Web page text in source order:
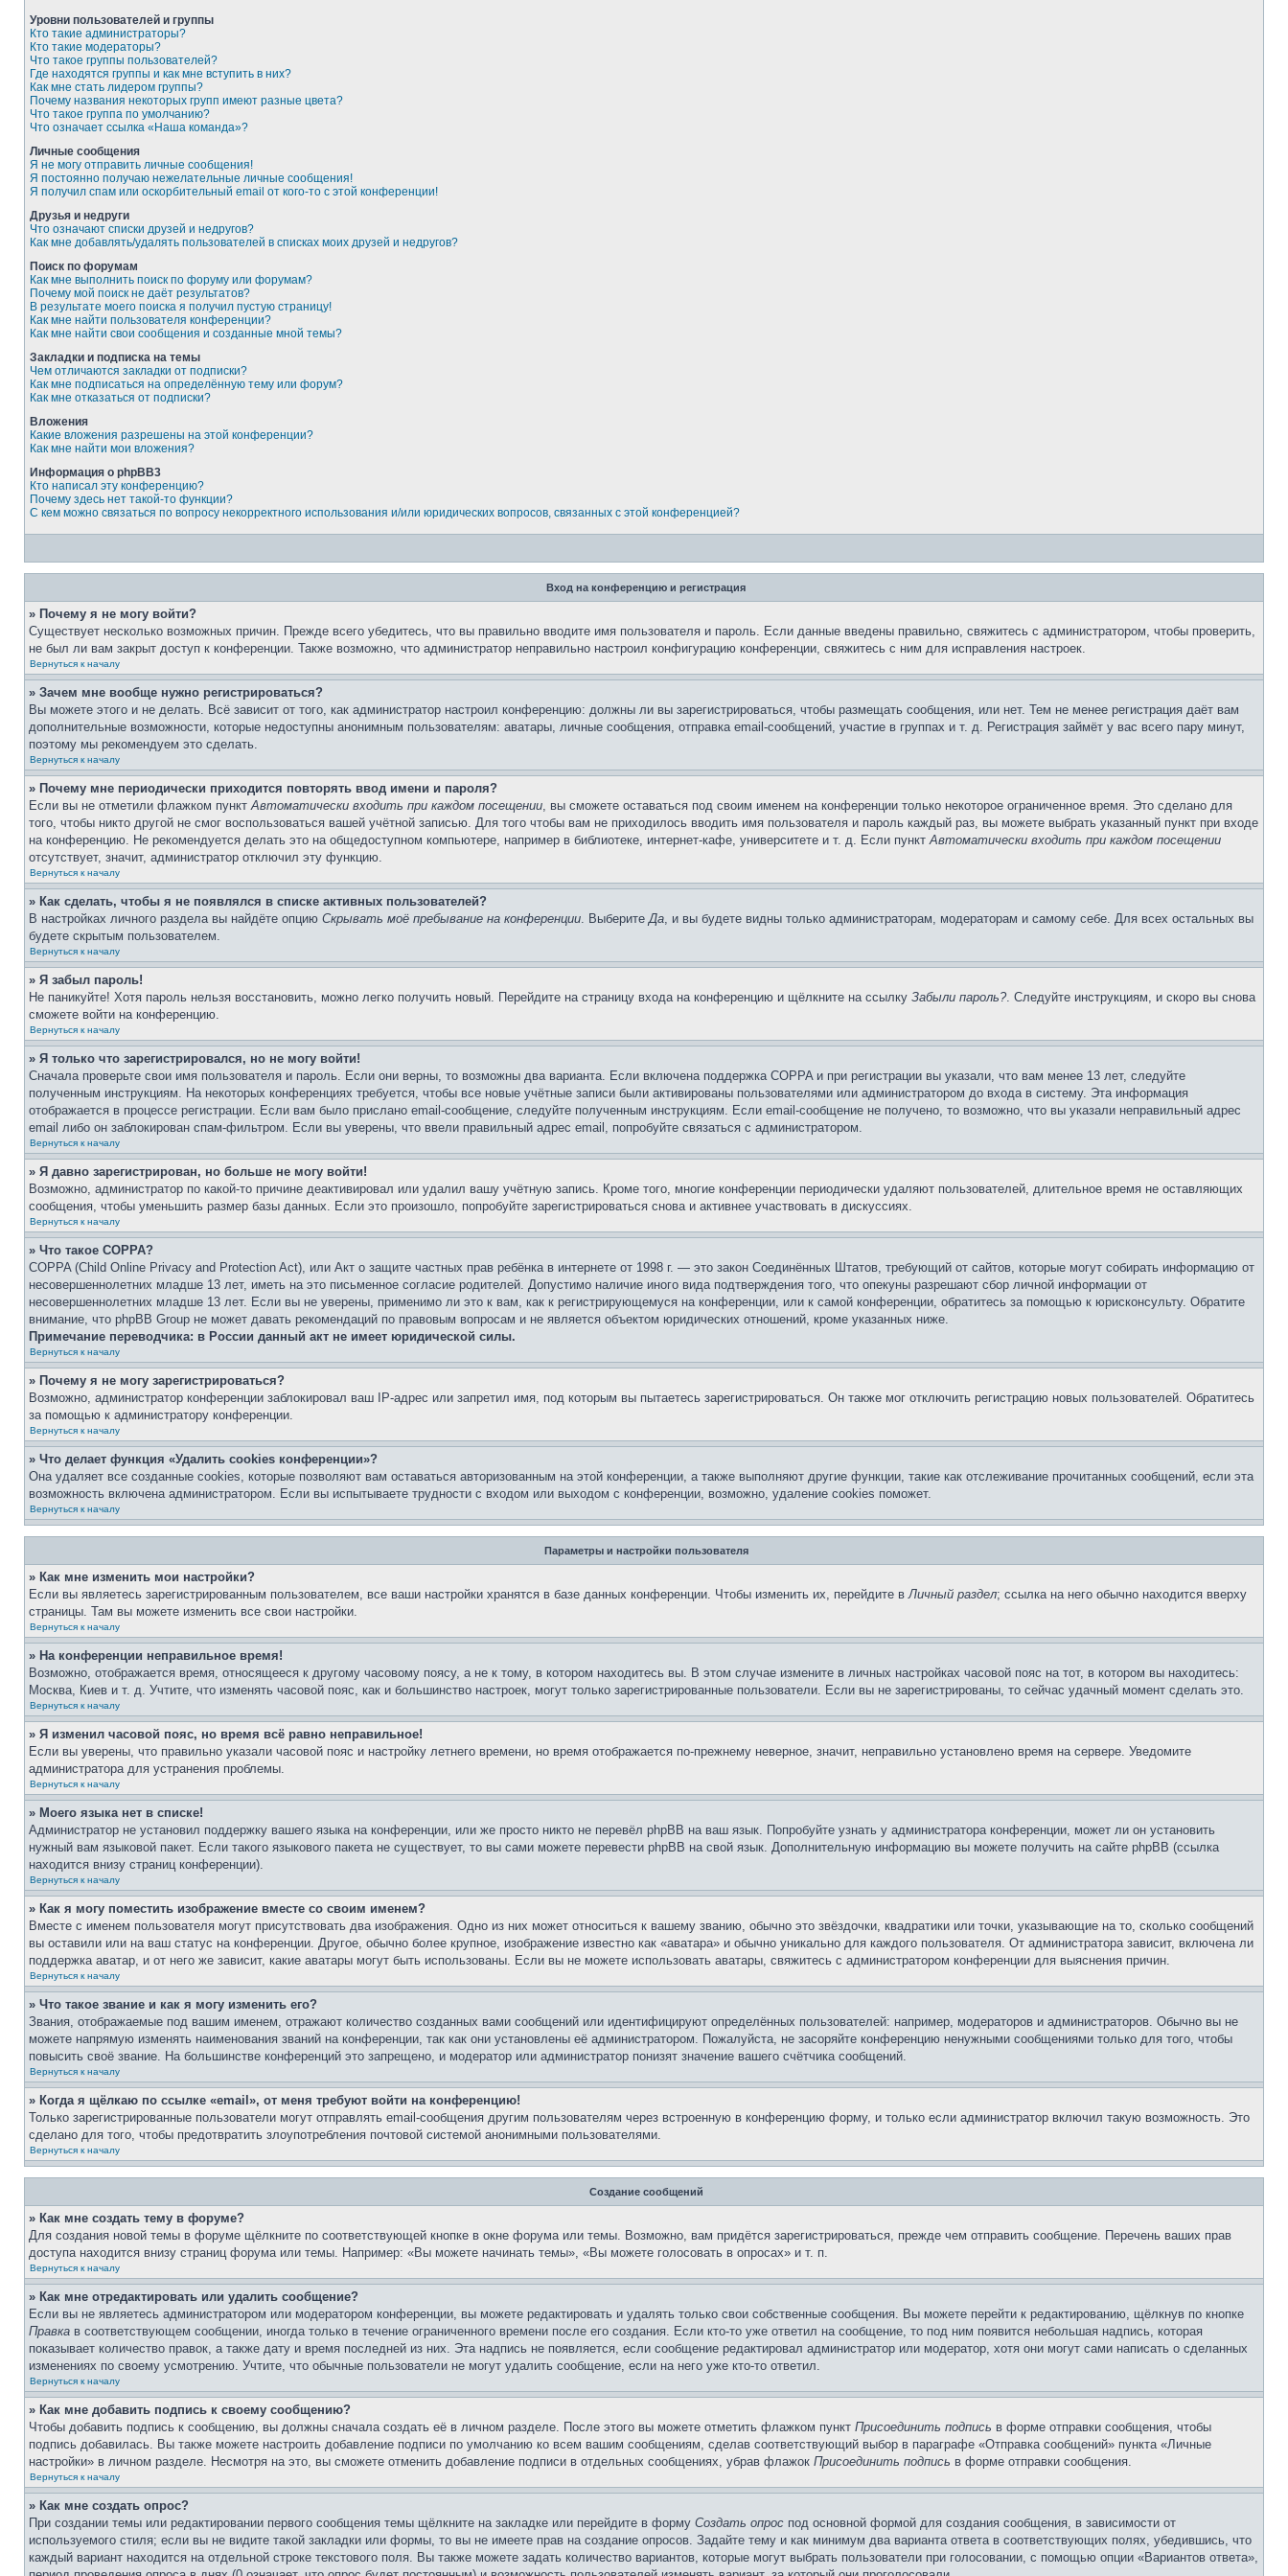
Уровни пользователей и группы
Кто такие администраторы?
Кто такие модераторы?
Что такое группы пользователей?
Где находятся группы и как мне вступить в них?
Как мне стать лидером группы?
Почему названия некоторых групп имеют разные цвета?
Что такое группа по умолчанию?
Что означает ссылка «Наша команда»?
Личные сообщения
Я не могу отправить личные сообщения!
Я постоянно получаю нежелательные личные сообщения!
Я получил спам или оскорбительный email от кого-то с этой конференции!
Друзья и недруги
Что означают списки друзей и недругов?
Как мне добавлять/удалять пользователей в списках моих друзей и недругов?
Поиск по форумам
Как мне выполнить поиск по форуму или форумам?
Почему мой поиск не даёт результатов?
В результате моего поиска я получил пустую страницу!
Как мне найти пользователя конференции?
Как мне найти свои сообщения и созданные мной темы?
Закладки и подписка на темы
Чем отличаются закладки от подписки?
Как мне подписаться на определённую тему или форум?
Как мне отказаться от подписки?
Вложения
Какие вложения разрешены на этой конференции?
Как мне найти мои вложения?
Информация о phpBB3
Кто написал эту конференцию?
Почему здесь нет такой-то функции?
С кем можно связаться по вопросу некорректного использования и/или юридических вопросов, связанных с этой конференцией?
Вход на конференцию и регистрация
» Почему я не могу войти?
Существует несколько возможных причин. Прежде всего убедитесь, что вы правильно вводите имя пользователя и пароль. Если данные введены правильно, свяжитесь с администратором, чтобы проверить,
не был ли вам закрыт доступ к конференции. Также возможно, что администратор неправильно настроил конфигурацию конференции, свяжитесь с ним для исправления настроек.
Вернуться к началу
» Зачем мне вообще нужно регистрироваться?
Вы можете этого и не делать. Всё зависит от того, как администратор настроил конференцию: должны ли вы зарегистрироваться, чтобы размещать сообщения, или нет. Тем не менее регистрация даёт вам
дополнительные возможности, которые недоступны анонимным пользователям: аватары, личные сообщения, отправка email-сообщений, участие в группах и т. д. Регистрация займёт у вас всего пару минут,
поэтому мы рекомендуем это сделать.
Вернуться к началу
» Почему мне периодически приходится повторять ввод имени и пароля?
Если вы не отметили флажком пунктАвтоматически входить при каждом посещении, вы сможете оставаться под своим именем на конференции только некоторое ограниченное время. Это сделано для
того, чтобы никто другой не смог воспользоваться вашей учётной записью. Для того чтобы вам не приходилось вводить имя пользователя и пароль каждый раз, вы можете выбрать указанный пункт при входе
на конференцию. Не рекомендуется делать это на общедоступном компьютере, например в библиотеке, интернет-кафе, университете и т. д. Если пунктАвтоматически входить при каждом посещении
отсутствует, значит, администратор отключил эту функцию.
Вернуться к началу
» Как сделать, чтобы я не появлялся в списке активных пользователей?
В настройках личного раздела вы найдёте опцию Скрывать моё пребывание на конференции. ВыберитеДа, и вы будете видны только администраторам, модераторам и самому себе. Для всех остальных вы
будете скрытым пользователем.
Вернуться к началу
» Я забыл пароль!
Не паникуйте! Хотя пароль нельзя восстановить, можно легко получить новый. Перейдите на страницу входа на конференцию и щёлкните на ссылку Забыли пароль?. Следуйте инструкциям, и скоро вы снова
сможете войти на конференцию.
Вернуться к началу
» Я только что зарегистрировался, но не могу войти!
Сначала проверьте свои имя пользователя и пароль. Если они верны, то возможны два варианта. Если включена поддержка COPPA и при регистрации вы указали, что вам менее 13 лет, следуйте
полученным инструкциям. На некоторых конференциях требуется, чтобы все новые учётные записи были активированы пользователями или администратором до входа в систему. Эта информация
отображается в процессе регистрации. Если вам было прислано email-сообщение, следуйте полученным инструкциям. Если email-сообщение не получено, то возможно, что вы указали неправильный адрес
email либо он заблокирован спам-фильтром. Если вы уверены, что ввели правильный адрес email, попробуйте связаться с администратором.
Вернуться к началу
» Я давно зарегистрирован, но больше не могу войти!
Возможно, администратор по какой-то причине деактивировал или удалил вашу учётную запись. Кроме того, многие конференции периодически удаляют пользователей, длительное время не оставляющих
сообщения, чтобы уменьшить размер базы данных. Если это произошло, попробуйте зарегистрироваться снова и активнее участвовать в дискуссиях.
Вернуться к началу
» Что такое COPPA?
COPPA (Child Online Privacy and Protection Act), или Акт о защите частных прав ребёнка в интернете от 1998 г. — это закон Соединённых Штатов, требующий от сайтов, которые могут собирать информацию от
несовершеннолетних младше 13 лет, иметь на это письменное согласие родителей. Допустимо наличие иного вида подтверждения того, что опекуны разрешают сбор личной информации от
несовершеннолетних младше 13 лет. Если вы не уверены, применимо ли это к вам, как к регистрирующемуся на конференции, или к самой конференции, обратитесь за помощью к юрисконсульту. Обратите
внимание, что phpBB Group не может давать рекомендаций по правовым вопросам и не является объектом юридических отношений, кроме указанных ниже.
Примечание переводчика: в России данный акт не имеет юридической силы.
Вернуться к началу
» Почему я не могу зарегистрироваться?
Возможно, администратор конференции заблокировал ваш IP-адрес или запретил имя, под которым вы пытаетесь зарегистрироваться. Он также мог отключить регистрацию новых пользователей. Обратитесь
за помощью к администратору конференции.
Вернуться к началу
» Что делает функция «Удалить cookies конференции»?
Она удаляет все созданные cookies, которые позволяют вам оставаться авторизованным на этой конференции, а также выполняют другие функции, такие как отслеживание прочитанных сообщений, если эта
возможность включена администратором. Если вы испытываете трудности с входом или выходом с конференции, возможно, удаление cookies поможет.
Вернуться к началу
Параметры и настройки пользователя
» Как мне изменить мои настройки?
Если вы являетесь зарегистрированным пользователем, все ваши настройки хранятся в базе данных конференции. Чтобы изменить их, перейдите вЛичный раздел; ссылка на него обычно находится вверху
страницы. Там вы можете изменить все свои настройки.
Вернуться к началу
» На конференции неправильное время!
Возможно, отображается время, относящееся к другому часовому поясу, а не к тому, в котором находитесь вы. В этом случае измените в личных настройках часовой пояс на тот, в котором вы находитесь:
Москва, Киев и т. д. Учтите, что изменять часовой пояс, как и большинство настроек, могут только зарегистрированные пользователи. Если вы не зарегистрированы, то сейчас удачный момент сделать это.
Вернуться к началу
» Я изменил часовой пояс, но время всё равно неправильное!
Если вы уверены, что правильно указали часовой пояс и настройку летнего времени, но время отображается по-прежнему неверное, значит, неправильно установлено время на сервере. Уведомите
администратора для устранения проблемы.
Вернуться к началу
» Моего языка нет в списке!
Администратор не установил поддержку вашего языка на конференции, или же просто никто не перевёл phpBB на ваш язык. Попробуйте узнать у администратора конференции, может ли он установить
нужный вам языковой пакет. Если такого языкового пакета не существует, то вы сами можете перевести phpBB на свой язык. Дополнительную информацию вы можете получить на сайте phpBB (ссылка
находится внизу страниц конференции).
Вернуться к началу
» Как я могу поместить изображение вместе со своим именем?
Вместе с именем пользователя могут присутствовать два изображения. Одно из них может относиться к вашему званию, обычно это звёздочки, квадратики или точки, указывающие на то, сколько сообщений
вы оставили или на ваш статус на конференции. Другое, обычно более крупное, изображение известно как «аватара» и обычно уникально для каждого пользователя. От администратора зависит, включена ли
поддержка аватар, и от него же зависит, какие аватары могут быть использованы. Если вы не можете использовать аватары, свяжитесь с администратором конференции для выяснения причин.
Вернуться к началу
» Что такое звание и как я могу изменить его?
Звания, отображаемые под вашим именем, отражают количество созданных вами сообщений или идентифицируют определённых пользователей: например, модераторов и администраторов. Обычно вы не
можете напрямую изменять наименования званий на конференции, так как они установлены её администратором. Пожалуйста, не засоряйте конференцию ненужными сообщениями только для того, чтобы
повысить своё звание. На большинстве конференций это запрещено, и модератор или администратор понизят значение вашего счётчика сообщений.
Вернуться к началу
» Когда я щёлкаю по ссылке «email», от меня требуют войти на конференцию!
Только зарегистрированные пользователи могут отправлять email-сообщения другим пользователям через встроенную в конференцию форму, и только если администратор включил такую возможность. Это
сделано для того, чтобы предотвратить злоупотребления почтовой системой анонимными пользователями.
Вернуться к началу
Создание сообщений
» Как мне создать тему в форуме?
Для создания новой темы в форуме щёлкните по соответствующей кнопке в окне форума или темы. Возможно, вам придётся зарегистрироваться, прежде чем отправить сообщение. Перечень ваших прав
доступа находится внизу страниц форума или темы. Например: «Вы можете начинать темы», «Вы можете голосовать в опросах» и т. п.
Вернуться к началу
» Как мне отредактировать или удалить сообщение?
Если вы не являетесь администратором или модератором конференции, вы можете редактировать и удалять только свои собственные сообщения. Вы можете перейти к редактированию, щёлкнув по кнопке
Правка в соответствующем сообщении, иногда только в течение ограниченного времени после его создания. Если кто-то уже ответил на сообщение, то под ним появится небольшая надпись, которая
показывает количество правок, а также дату и время последней из них. Эта надпись не появляется, если сообщение редактировал администратор или модератор, хотя они могут сами написать о сделанных
изменениях по своему усмотрению. Учтите, что обычные пользователи не могут удалить сообщение, если на него уже кто-то ответил.
Вернуться к началу
» Как мне добавить подпись к своему сообщению?
Чтобы добавить подпись к сообщению, вы должны сначала создать её в личном разделе. После этого вы можете отметить флажком пункт Присоединить подпись в форме отправки сообщения, чтобы
подпись добавилась. Вы также можете настроить добавление подписи по умолчанию ко всем вашим сообщениям, сделав соответствующий выбор в параграфе «Отправка сообщений» пункта «Личные
настройки» в личном разделе. Несмотря на это, вы сможете отменить добавление подписи в отдельных сообщениях, убрав флажок Присоединить подпись в форме отправки сообщения.
Вернуться к началу
» Как мне создать опрос?
При создании темы или редактировании первого сообщения темы щёлкните на закладке или перейдите в форму Создать опрос под основной формой для создания сообщения, в зависимости от
используемого стиля; если вы не видите такой закладки или формы, то вы не имеете прав на создание опросов. Задайте тему и как минимум два варианта ответа в соответствующих полях, убедившись, что
каждый вариант находится на отдельной строке текстового поля. Вы также можете задать количество вариантов, которые могут выбрать пользователи при голосовании, с помощью опции «Вариантов ответа»,